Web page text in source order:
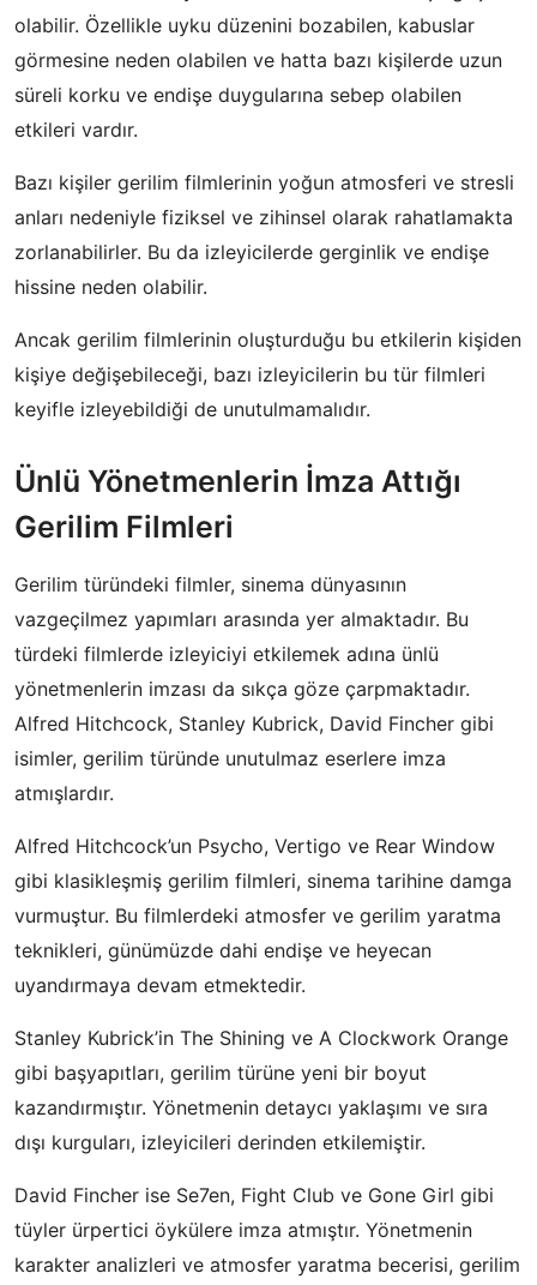
olabilir. Özellikle uyku düzenini bozabilen, kabuslar
görmesine neden olabilen ve hatta bazı kişilerde uzun
süreli korku ve endişe duygularına sebep olabilen
etkileri vardır.
Bazı kişiler gerilim filmlerinin yoğun atmosferi ve stresli
anları nedeniyle fiziksel ve zihinsel olarak rahatlamakta
zorlanabilirler. Bu da izleyicilerde gerginlik ve endişe
hissine neden olabilir.
Ancak gerilim filmlerinin oluşturduğu bu etkilerin kişiden
kişiye değişebileceği, bazı izleyicilerin bu tür filmleri
keyifle izleyebildiği de unutulmamalıdır.
Ünlü Yönetmenlerin İmza Attığı
Gerilim Filmleri
Gerilim türündeki filmler, sinema dünyasının
vazgeçilmez yapımları arasında yer almaktadır. Bu
türdeki filmlerde izleyiciyi etkilemek adına ünlü
yönetmenlerin imzası da sıkça göze çarpmaktadır.
Alfred Hitchcock, Stanley Kubrick, David Fincher gibi
isimler, gerilim türünde unutulmaz eserlere imza
atmışlardır.
Alfred Hitchcock’un Psycho, Vertigo ve Rear Window
gibi klasikleşmiş gerilim filmleri, sinema tarihine damga
vurmuştur. Bu filmlerdeki atmosfer ve gerilim yaratma
teknikleri, günümüzde dahi endişe ve heyecan
uyandırmaya devam etmektedir.
Stanley Kubrick’in The Shining ve A Clockwork Orange
gibi başyapıtları, gerilim türüne yeni bir boyut
kazandırmıştır. Yönetmenin detaycı yaklaşımı ve sıra
dışı kurguları, izleyicileri derinden etkilemiştir.
David Fincher ise Se7en, Fight Club ve Gone Girl gibi
tüyler ürpertici öykülere imza atmıştır. Yönetmenin
karakter analizleri ve atmosfer yaratma becerisi, gerilim